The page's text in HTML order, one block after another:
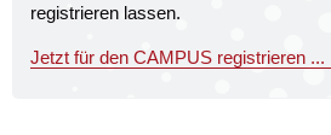
registrieren lassen.
Jetzt für den CAMPUS registrieren ...